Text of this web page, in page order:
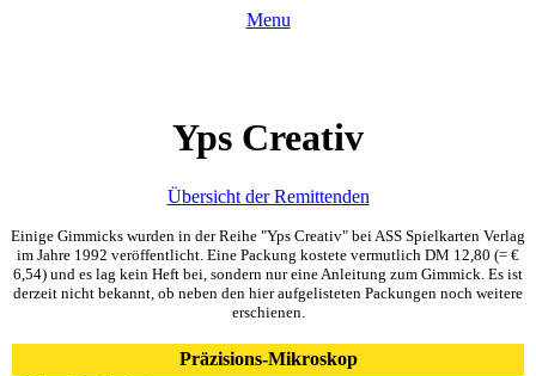
Menu
Yps Creativ
Übersicht der Remittenden
Einige Gimmicks wurden in der Reihe "Yps Creativ" bei ASS Spielkarten Verlag
im Jahre 1992 veröffentlicht. Eine Packung kostete vermutlich DM 12,80 (= €
6,54) und es lag kein Heft bei, sondern nur eine Anleitung zum Gimmick. Es ist
derzeit nicht bekannt, ob neben den hier aufgelisteten Packungen noch weitere
erschienen.
Präzisions-Mikroskop